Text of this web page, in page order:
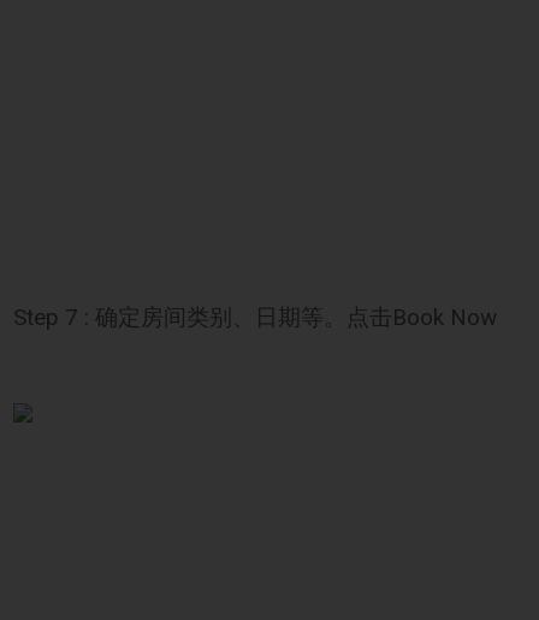
Step 7 : 确定房间类别、日期等。点击Book Now